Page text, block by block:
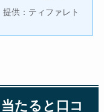
提供：ティファレト
たると口コ